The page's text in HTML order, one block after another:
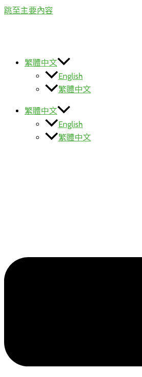
跳至主要內容
繁體中文
English
繁體中文
繁體中文
English
繁體中文